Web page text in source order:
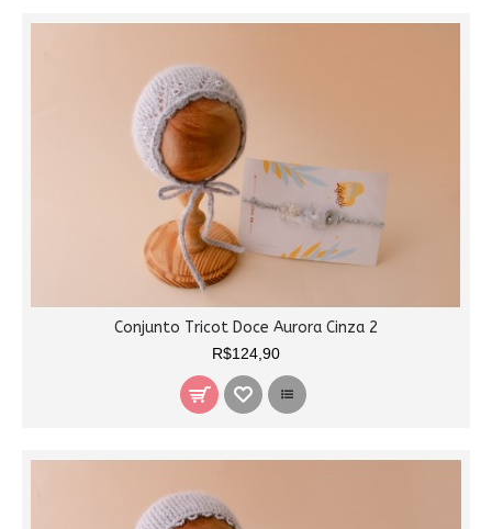
Conjunto Tricot Doce Aurora Cinza 2
R$124,90